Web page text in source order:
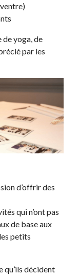
de yoga, de
par les
d’offrir des
qui n’ont pas
de base aux
petits
qu’ils décident